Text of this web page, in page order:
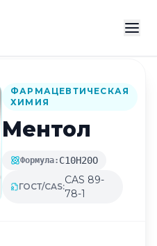
ФАРМАЦЕВТИЧЕСКАЯ
ХИМИЯ
Ментол
Формула: C10H20O
ГОСТ/CAS:
CAS 89-
78-1